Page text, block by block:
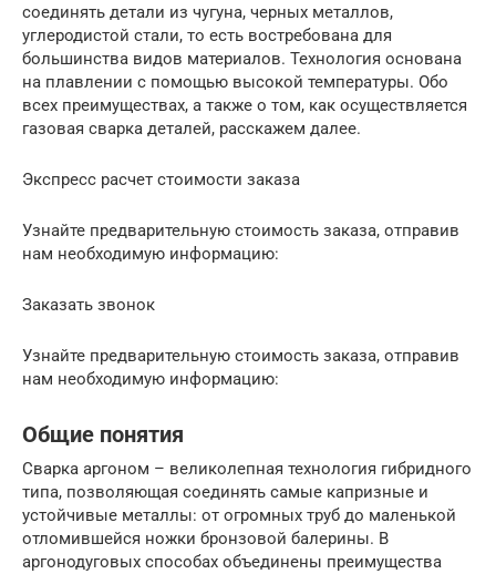
соединять детали из чугуна, черных металлов,
углеродистой стали, то есть востребована для
большинства видов материалов. Технология основана
на плавлении с помощью высокой температуры. Обо
всех преимуществах, а также о том, как осуществляется
газовая сварка деталей, расскажем далее.
Экспресс расчет стоимости заказа
Узнайте предварительную стоимость заказа, отправив
нам необходимую информацию:
Заказать звонок
Узнайте предварительную стоимость заказа, отправив
нам необходимую информацию:
Общие понятия
Сварка аргоном – великолепная технология гибридного
типа, позволяющая соединять самые капризные и
устойчивые металлы: от огромных труб до маленькой
отломившейся ножки бронзовой балерины. В
аргонодуговых способах объединены преимущества